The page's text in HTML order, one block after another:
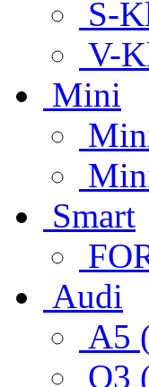
S-
V-
Mini
Smart
Audi
A5
Q3